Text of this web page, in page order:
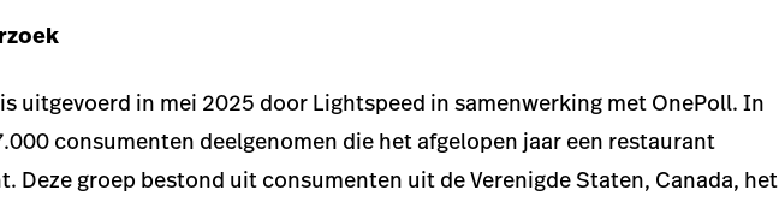
uitgevoerd in mei 2025 door Lightspeed in samenwerking met OnePoll. In
consumenten deelgenomen die het afgelopen jaar een restaurant
Deze groep bestond uit consumenten uit de Verenigde Staten, Canada, het